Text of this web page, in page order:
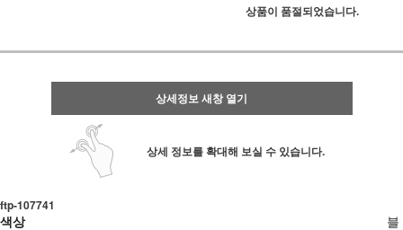
상품이 품절되었습니다.
상세정보 새창 열기
상세 정보를 확대해 보실 수 있습니다.
ftp- 107741
색상
블